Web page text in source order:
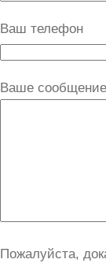
Ваш телефон
Ваше
Пожалуйста,